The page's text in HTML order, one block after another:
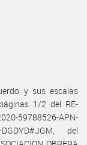
y sus escalas
1/2 del RE-
59788526-APN-
del